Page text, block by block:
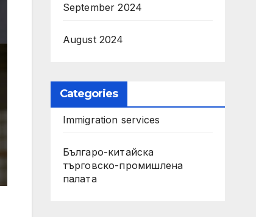
September 2024
August 2024
Categories
Immigration services
Българо-китайска
търговско-промишлена
палата